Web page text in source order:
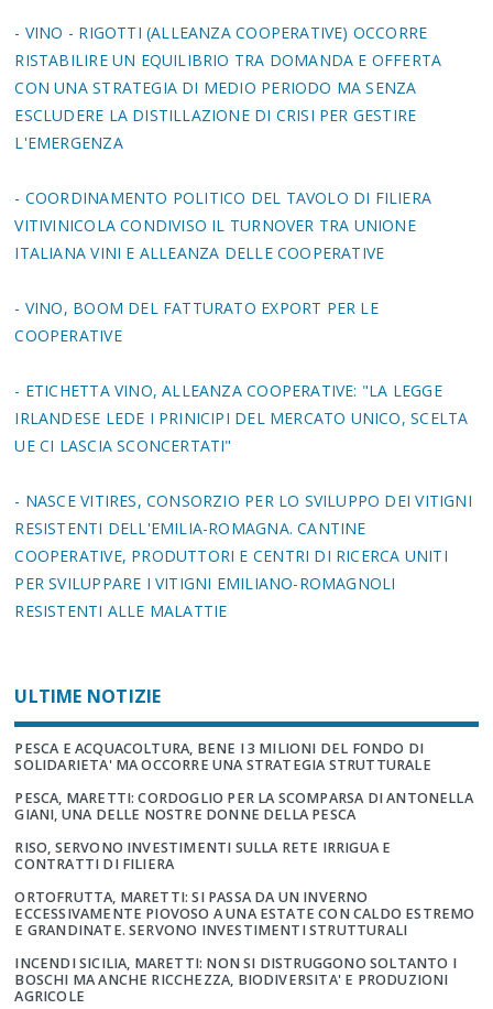
- VINO - RIGOTTI (ALLEANZA COOPERATIVE) OCCORRE
RISTABILIRE UN EQUILIBRIO TRA DOMANDA E OFFERTA
CON UNA STRATEGIA DI MEDIO PERIODO MA SENZA
ESCLUDERE LA DISTILLAZIONE DI CRISI PER GESTIRE
L'EMERGENZA
- COORDINAMENTO POLITICO DEL TAVOLO DI FILIERA
VITIVINICOLA CONDIVISO IL TURNOVER TRA UNIONE
ITALIANA VINI E ALLEANZA DELLE COOPERATIVE
- VINO, BOOM DEL FATTURATO EXPORT PER LE
COOPERATIVE
- ETICHETTA VINO, ALLEANZA COOPERATIVE: "LA LEGGE
IRLANDESE LEDE I PRINICIPI DEL MERCATO UNICO, SCELTA
UE CI LASCIA SCONCERTATI"
- NASCE VITIRES, CONSORZIO PER LO SVILUPPO DEI VITIGNI
RESISTENTI DELL'EMILIA-ROMAGNA. CANTINE
COOPERATIVE, PRODUTTORI E CENTRI DI RICERCA UNITI
PER SVILUPPARE I VITIGNI EMILIANO-ROMAGNOLI
RESISTENTI ALLE MALATTIE
ULTIME NOTIZIE
PESCA E ACQUACOLTURA, BENE I 3 MILIONI DEL FONDO DI
SOLIDARIETA' MA OCCORRE UNA STRATEGIA STRUTTURALE
PESCA, MARETTI: CORDOGLIO PER LA SCOMPARSA DI ANTONELLA
GIANI, UNA DELLE NOSTRE DONNE DELLA PESCA
RISO, SERVONO INVESTIMENTI SULLA RETE IRRIGUA E
CONTRATTI DI FILIERA
ORTOFRUTTA, MARETTI: SI PASSA DA UN INVERNO
ECCESSIVAMENTE PIOVOSO A UNA ESTATE CON CALDO ESTREMO
E GRANDINATE. SERVONO INVESTIMENTI STRUTTURALI
INCENDI SICILIA, MARETTI: NON SI DISTRUGGONO SOLTANTO I
BOSCHI MA ANCHE RICCHEZZA, BIODIVERSITA' E PRODUZIONI
AGRICOLE